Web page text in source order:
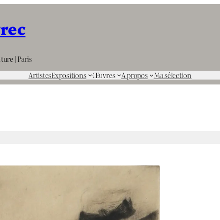
| Paris
ArtistesExpositions Œuvres A propos Ma sélection